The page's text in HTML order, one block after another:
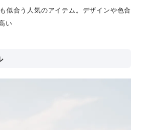
似合う人気のアイテム。デザインや色合
い